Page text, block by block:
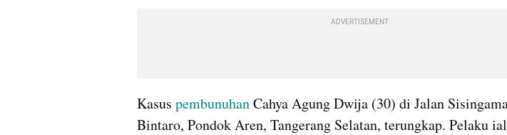
ADVERTISEMENT
Kasus pembunuhan Cahya Agung Dwija (30) di Jalan
Bintaro, Pondok Aren, Tangerang Selatan, terungkap. Pelaku